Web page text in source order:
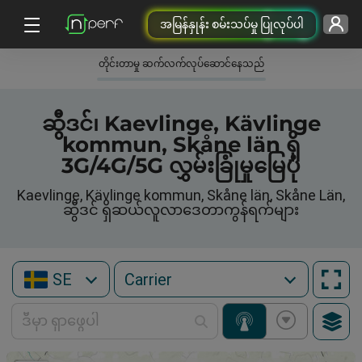
အမြန်နှုန်း စမ်းသပ်မှု ပြုလုပ်ပါ
တိုင်းတာမှု ဆက်လက်လုပ်ဆောင်နေသည်
ဆွီဒင်၊ Kaevlinge, Kävlinge
kommun, Skåne län ရှိ
3G/4G/5G လွှမ်းခြုံမှုမြေပုံ
Kaevlinge, Kävlinge kommun, Skåne län, Skåne Län,
ဆွီဒင် ရှိဆယ်လူလာဒေတာကွန်ရက်များ
SE